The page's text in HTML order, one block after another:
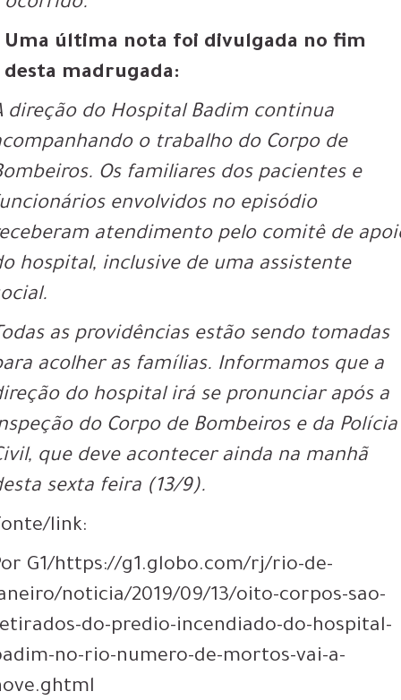
Uma última nota foi divulgada no fim
desta madrugada:
direção do Hospital Badim continua
o trabalho do Corpo de
Os familiares dos pacientes e
envolvidos no episódio
atendimento pelo comitê de
hospital, inclusive de uma assistente
as providências estão sendo tomadas
acolher as famílias. Informamos que a
do hospital irá se pronunciar após a
do Corpo de Bombeiros e da Polícia
que deve acontecer ainda na manhã
sexta feira (13/9).
link:
G1/https://g1.globo.com/rj/rio-de-
noticia/2019/09/13/oito-corpos-sao-
do-predio-incendiado-do-hospital-
no-rio-numero-de-mortos-vai-a-